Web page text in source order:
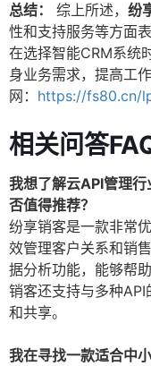
总结： 综上所述， 纷
性和支持服务等方面
在选择智能CRM系统
身业务需求，提高工
网： https://fs80.cn/
相关问答
我想了解云API管理
否值得推荐？
纷享销客是一款非常
效管理客户关系和销
据分析功能，能够帮
销客还支持与多种
和共享。
我在寻找一款适合中